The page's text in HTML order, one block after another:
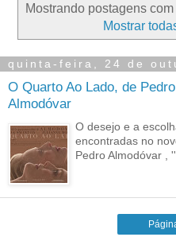
Mostrando postagens
Mostrar
quinta-feira, 24 de
O Quarto Ao Lado, de Pedro
Almodóvar
O desejo e a
encontradas no
Pedro Almodóvar ,